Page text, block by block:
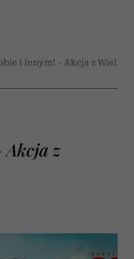
i innym! - Akcja z
z